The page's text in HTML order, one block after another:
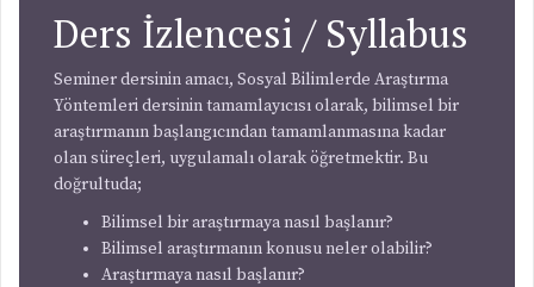
Ders İzlencesi / Syllabus
Seminer dersinin amacı, Sosyal Bilimlerde Araştırma
Yöntemleri dersinin tamamlayıcısı olarak, bilimsel bir
araştırmanın başlangıcından tamamlanmasına kadar
olan süreçleri, uygulamalı olarak öğretmektir. Bu
doğrultuda;
Bilimsel bir araştırmaya nasıl başlanır?
Bilimsel araştırmanın konusu neler olabilir?
Araştırmaya nasıl başlanır?